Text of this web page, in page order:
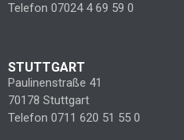
Telefon 07024 4 69 59 0
STUTTGART
Paulinenstraße 41
70178 Stuttgart
Telefon 0711 620 51 55 0